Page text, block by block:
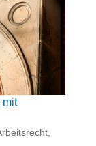
mit
,